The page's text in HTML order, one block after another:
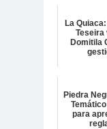
La
Teseira
Domitila
Piedra
para